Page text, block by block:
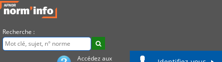
Recherche :
Accédez aux